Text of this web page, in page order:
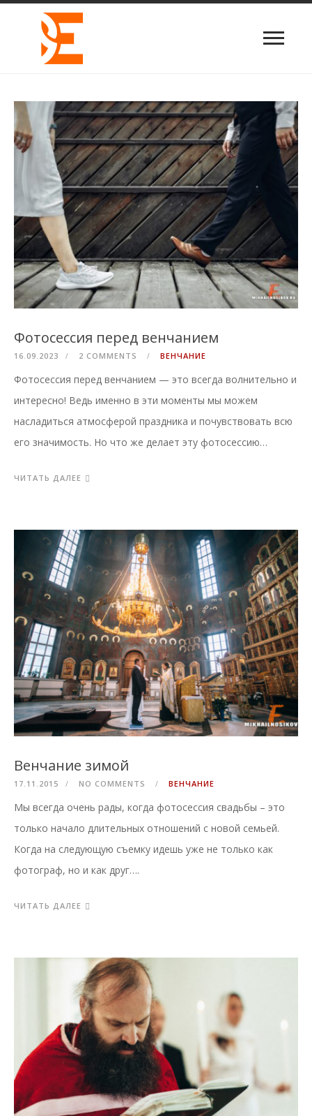
Фотосессия перед венчанием
16.09.2023 2 COMMENTS ВЕНЧАНИЕ
Фотосессия перед венчанием — это всегда волнительно и
интересно! Ведь именно в эти моменты мы можем
насладиться атмосферой праздника и почувствовать всю
его значимость. Но что же делает эту фотосессию…
ЧИТАТЬ ДАЛЕЕ
Венчание зимой
17.11.2015 NO COMMENTS ВЕНЧАНИЕ
Мы всегда очень рады, когда фотосессия свадьбы – это
только начало длительных отношений с новой семьей.
Когда на следующую съемку идешь уже не только как
фотограф, но и как друг….
ЧИТАТЬ ДАЛЕЕ